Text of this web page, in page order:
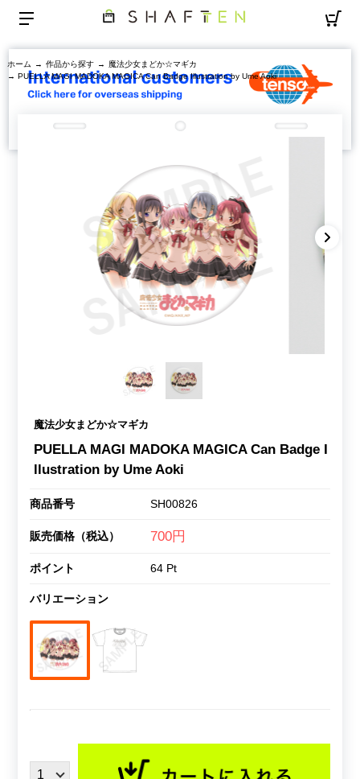
ホーム → 作品から探す →
魔法少女まどか☆マギカ
→ PUELLA MAGI MADOKA MAGICA Can Badge Illustration by Ume Aoki
魔法少女まどか☆マギカ
PUELLA MAGI MADOKA MAGICA Can Badge I
llustration by Ume Aoki
商品番号 SH00826
販売価格（税込） 700円
ポイント 64 Pt
バリエーション